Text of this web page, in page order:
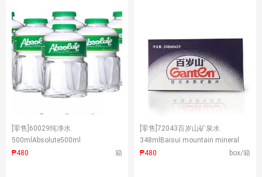
[零售] 60029纯净水
500mlAbsolute500ml
₱480
箱
[零售] 72043百岁山矿泉水
348mlBaisui mountain mineral
water348ml
₱480 box/箱